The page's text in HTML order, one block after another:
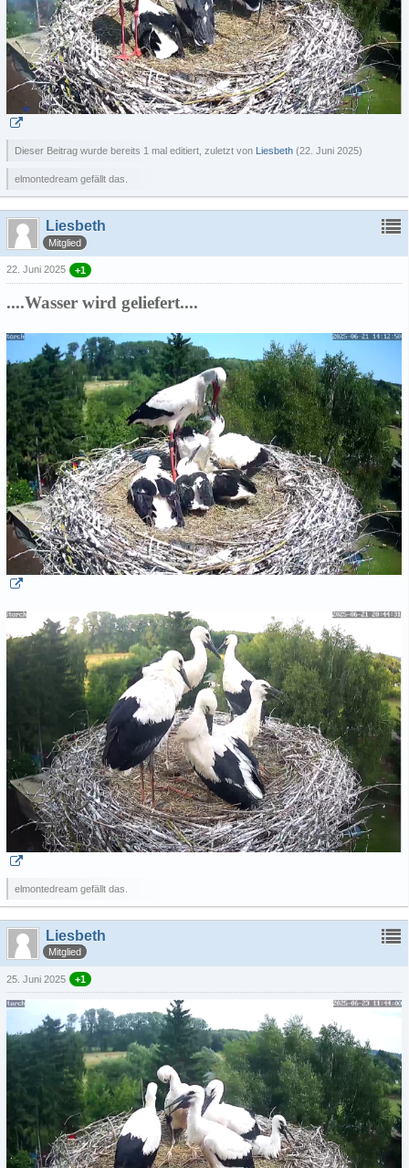
Dieser Beitrag wurde bereits 1 mal editiert, zuletzt von Liesbeth (22. Juni 2025)
elmontedream gefällt das.
Liesbeth
Mitglied
22. Juni 2025 +1
....Wasser wird geliefert....
elmontedream gefällt das.
Liesbeth
Mitglied
25. Juni 2025 +1